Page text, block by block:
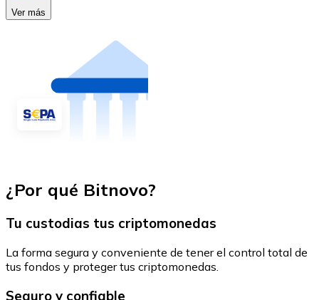
Ver más
¿Por qué Bitnovo?
Tu custodias tus criptomonedas
La forma segura y conveniente de tener el control total de
tus fondos y proteger tus criptomonedas.
Seguro y confiable